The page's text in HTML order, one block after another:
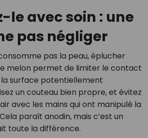
le avec soin : une
pas négliger
pas la peau, éplucher
melon permet de limiter le contact
surface potentiellement
un couteau bien propre, et évitez
avec les mains qui ont manipulé la
paraît anodin, mais c’est un
toute la différence.